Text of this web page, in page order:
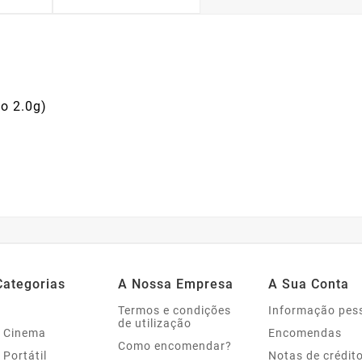
2.0g)
Portátil
A Nossa Empresa
Termos e condições
de utilização
Como encomendar?
A Sua Conta
Informação
Encomendas
Notas de